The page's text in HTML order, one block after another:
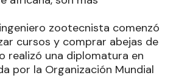
zootecnista comenzó
cursos y comprar abejas de
realizó una diplomatura en
por la Organización Mundial